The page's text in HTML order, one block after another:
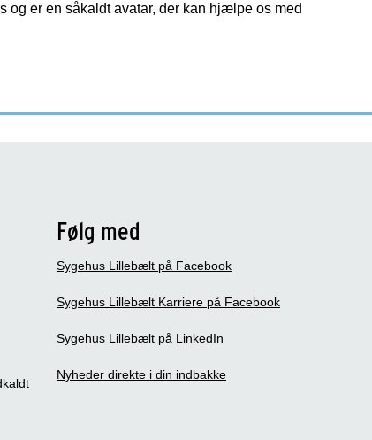
og er en såkaldt avatar, der kan hjælpe os med
Følg med
Sygehus Lillebælt på Facebook
Sygehus Lillebælt Karriere på Facebook
Sygehus Lillebælt på LinkedIn
Nyheder direkte i din indbakke